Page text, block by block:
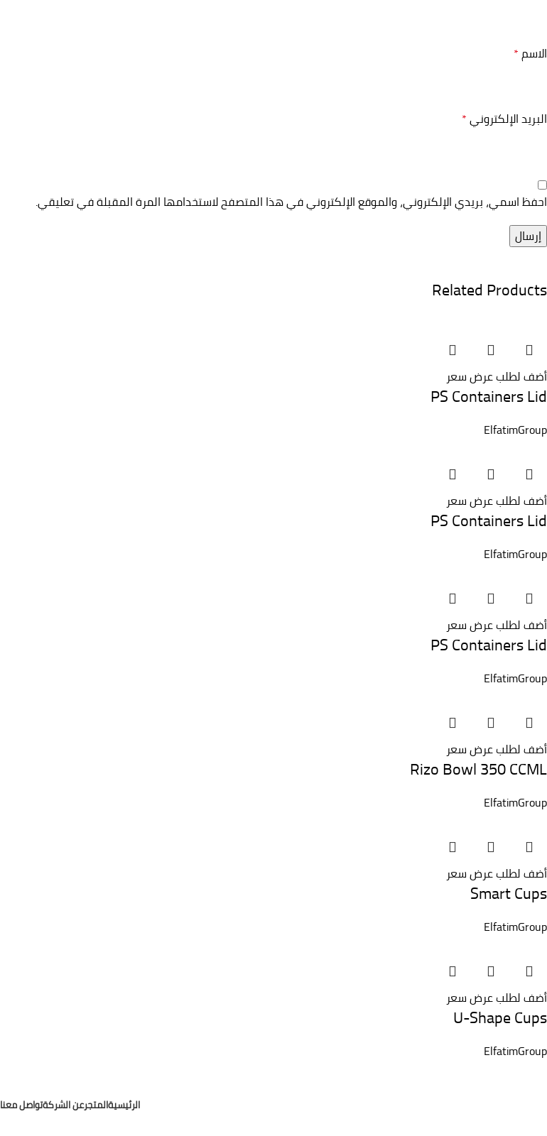
الاسم*
البريد الإلكتروني*
احفظ اسمي، بريدي الإلكتروني، والموقع الإلكتروني في هذا المتصفح لاستخدامها المرة المقبلة في تعليقي.
Related Products
أضف لطلب عرض سعر
PS Containers Lid
ElfatimGroup
أضف لطلب عرض سعر
PS Containers Lid
ElfatimGroup
أضف لطلب عرض سعر
PS Containers Lid
ElfatimGroup
أضف لطلب عرض سعر
Rizo Bowl 350 CCML
ElfatimGroup
أضف لطلب عرض سعر
Smart Cups
ElfatimGroup
أضف لطلب عرض سعر
U-Shape Cups
ElfatimGroup
الرئيسيةالمتجرعن الشركةتواصل معنا